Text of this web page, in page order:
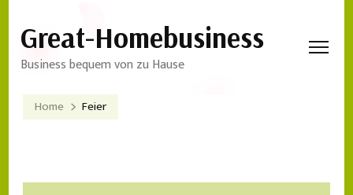
Great-Homebusiness
Business bequem von zu Hause
Home Feier